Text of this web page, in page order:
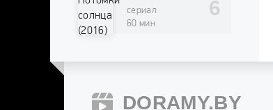
сериал
60 мин
DORAMY.BY